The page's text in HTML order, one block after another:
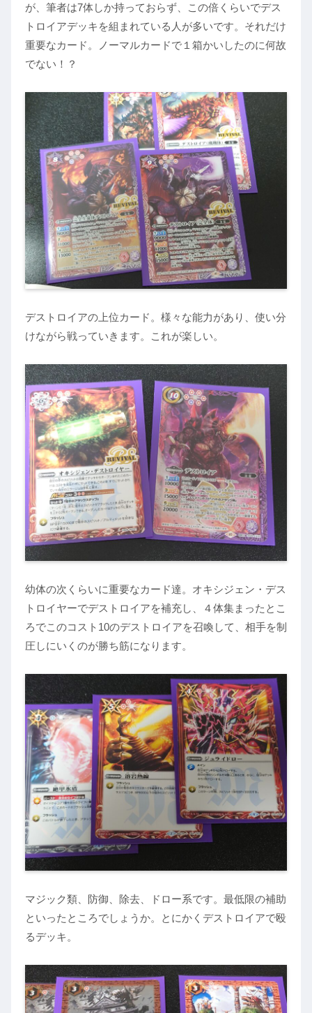
が、筆者は7体しか持っておらず、この倍くらいでデス
トロイアデッキを組まれている人が多いです。それだけ
重要なカード。ノーマルカードで１箱かいしたのに何故
でない！？
デストロイアの上位カード。様々な能力があり、使い分
けながら戦っていきます。これが楽しい。
幼体の次くらいに重要なカード達。オキシジェン・デス
トロイヤーでデストロイアを補充し、４体集まったとこ
ろでこのコスト10のデストロイアを召喚して、相手を制
圧しにいくのが勝ち筋になります。
マジック類、防御、除去、ドロー系です。最低限の補助
といったところでしょうか。とにかくデストロイアで殴
るデッキ。